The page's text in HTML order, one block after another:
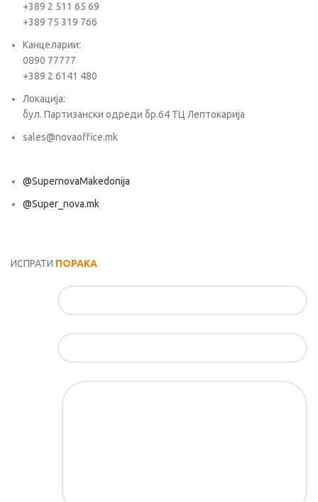
+389 2 511 65 69
+389 75 319 766
Канцеларии:
0890 77777
+389 2 6141 480
Локација:
бул. Партизански одреди бр.64 ТЦ Лептокарија
sales@novaoffice.mk
@SupernovaMakedonija
@Super_nova.mk
ИСПРАТИ ПОРАКА